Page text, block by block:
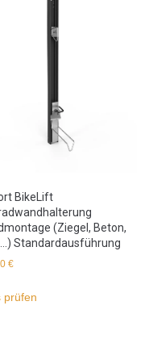
BikeLift
(Ziegel, Beton,
Standardausführung
€
prüfen